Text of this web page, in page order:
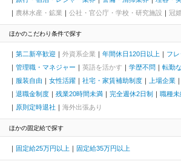
農林水産・鉱業
公社・官公庁・学校・研究施設 冠
ほかのこだわり条件で探す
第二新卒歓迎 外資系企業 年間休日120日以上
フ
管理職・マネジャー
英語を活かす 学歴不問
転勤
服装自由
女性活躍 社宅・家賃補助制度 上場企業
退職金制度
残業20時間未満 完全週休2日制 職種未
原則定時退社
海外出張あり
ほかの固定給で探す
固定給25万円以上 固定給35万円以上